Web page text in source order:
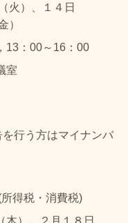
）、１４日
）
13：00～16：00
室
行う方はマイナンバ
得税・消費税)
）、２月１８日